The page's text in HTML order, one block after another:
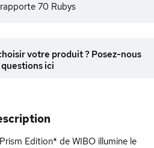
70 Rubys
votre produit ? Posez-nous
ici
Edition* de WIBO illumine le